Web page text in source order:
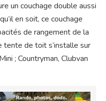
un couchage double aussi
en soit, ce couchage
de rangement de la
tente de toit s’installe sur
; Countryman, Clubvan